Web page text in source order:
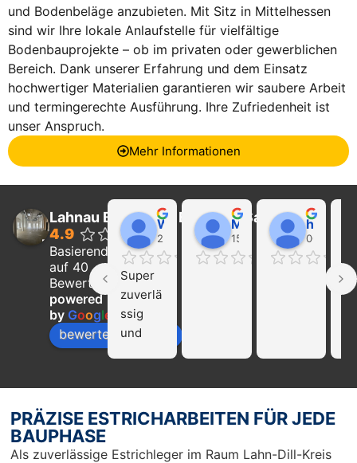
und Bodenbeläge anzubieten. Mit Sitz in Mittelhessen
sind wir Ihre lokale Anlaufstelle für vielfältige
Bodenbauprojekte – ob im privaten oder gewerblichen
Bereich. Dank unserer Erfahrung und dem Einsatz
hochwertiger Materialien garantieren wir saubere Arbeit
und termingerechte Ausführung. Ihre Zufriedenheit ist
unser Anspruch.
Mehr Informationen
Lahnau Bau GmbH Estrich & Sanierung
4.9
Basierend
auf 40
Bewertungen
powered
by Google
bewerte uns auf
Walter Wider
22:21 01 Feb 24
Super
zuverlä
ssig
und
Nur zu
empfeh
len…
Marcel Becker
15:39 31 Jan 24
hayat Nikolaeva
00:29 16
PRÄZISE ESTRICHARBEITEN FÜR JEDE
BAUPHASE
Als zuverlässige Estrichleger im Raum Lahn-Dill-Kreis